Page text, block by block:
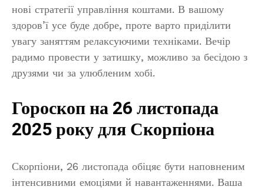
нові стратегії управління коштами. В вашому
здоров’ї усе буде добре, проте варто приділити
увагу заняттям релаксуючими техніками. Вечір
радимо провести у затишку, можливо за бесідою з
друзями чи за улюбленим хобі.
Гороскоп на 26 листопада
2025 року для Скорпіона
Скорпіони, 26 листопада обіцяє бути наповненим
інтенсивними емоціями й навантаженнями. Ваша